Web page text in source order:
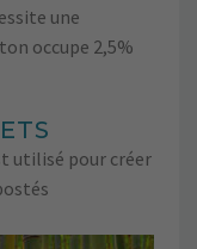
une
occupe 2,5%
utilisé pour créer